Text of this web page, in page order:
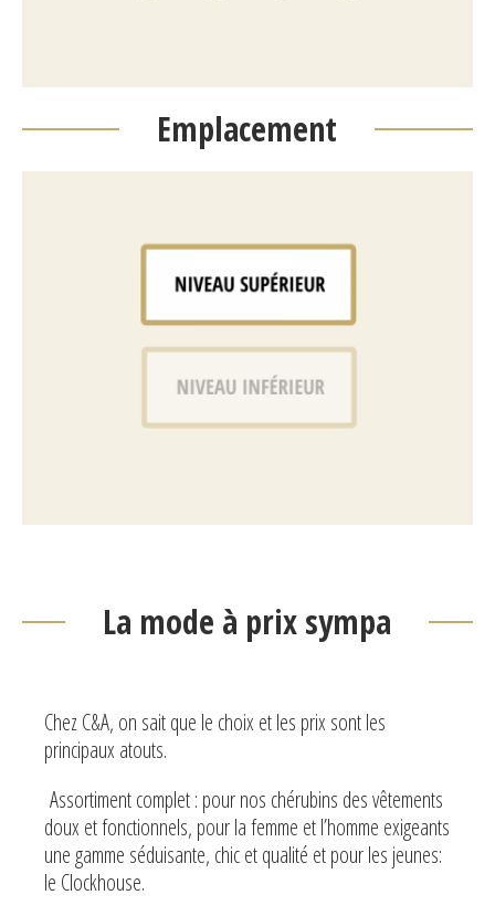
Emplacement
La mode à prix sympa
Chez C&A, on sait que le choix et les prix sont les
principaux atouts.
Assortiment complet : pour nos chérubins des vêtements
doux et fonctionnels, pour la femme et l’homme exigeants
une gamme séduisante, chic et qualité et pour les jeunes:
le Clockhouse.